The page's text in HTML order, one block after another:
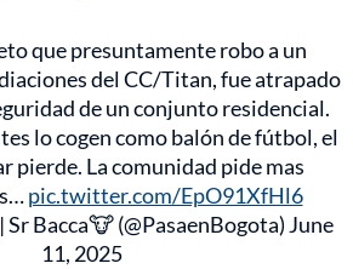
que presuntamente robo a un
del CC/Titan, fue atrapado
de un conjunto residencial.
lo cogen como balón de fútbol, el
pierde. La comunidad pide mas
pic.twitter.com/EpO91XfHl6
Bacca🐮 (@PasaenBogota) June
11, 2025